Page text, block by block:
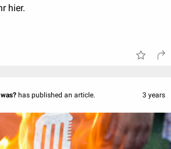
hier.
has published an article. 3 years